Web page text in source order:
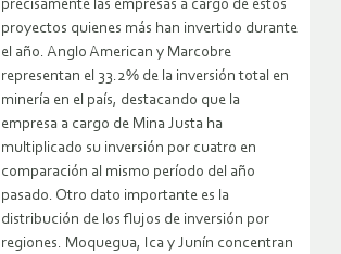
precisamente las empresas a cargo de estos
proyectos quienes más han invertido durante
el año. Anglo American y Marcobre
representan el 33.2% de la inversión total en
minería en el país, destacando que la
empresa a cargo de Mina Justa ha
multiplicado su inversión por cuatro en
comparación al mismo período del año
pasado. Otro dato importante es la
distribución de los flujos de inversión por
regiones. Moquegua, Ica y Junín concentran